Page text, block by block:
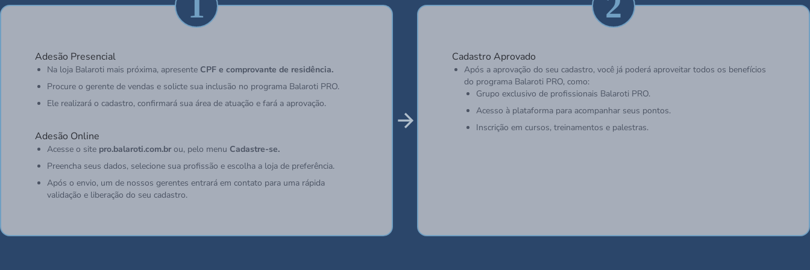
Adesão Presencial
Na loja Balaroti mais próxima, apresente CPF e comprovante de residência.
Procure o gerente de vendas e solicte sua inclusão no programa Balaroti PRO.
Ele realizará o cadastro, confirmará sua área de atuação e fará a aprovação.
Adesão Online
Acesse o site pro.balaroti.com.brou, pelo menu Cadastre-se.
Preencha seus dados, selecione sua profissão e escolha a loja de preferência.
Após o envio, um de nossos gerentes entrará em contato para uma rápida
validação e liberação do seu cadastro.
Cadastro Aprovado
Após a aprovação do seu cadastro, você já poderá aproveitar todos os benefícios
do programa Balaroti PRO, como:
Grupo exclusivo de profissionais Balaroti PRO.
Acesso à plataforma para acompanhar seus pontos.
Inscrição em cursos, treinamentos e palestras.